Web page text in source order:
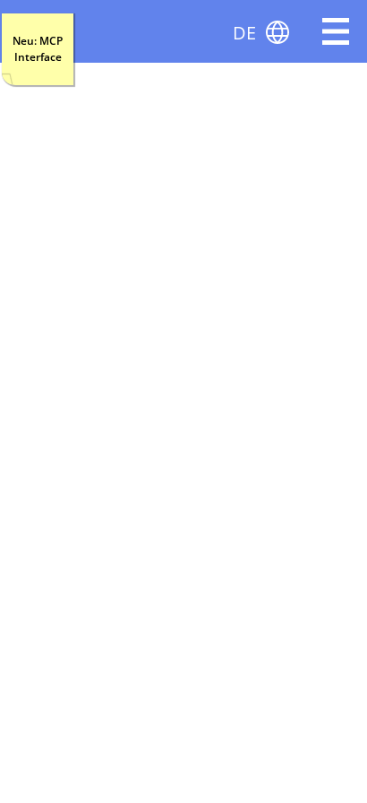
Neu: MCP
Interface
DE